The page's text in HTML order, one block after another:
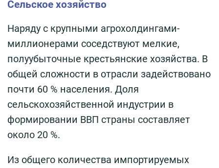
Сельское хозяйство
Наряду с крупными агрохолдингами-
миллионерами соседствуют мелкие,
полуубыточные крестьянские хозяйства. В
общей сложности в отрасли задействовано
почти 60 % населения. Доля
сельскохозяйственной индустрии в
формировании ВВП страны составляет
около 20 %.
Из общего количества импортируемых